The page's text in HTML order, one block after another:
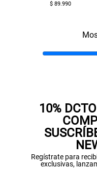
$ 89.990
10%
Regístrate para
exclusivas,